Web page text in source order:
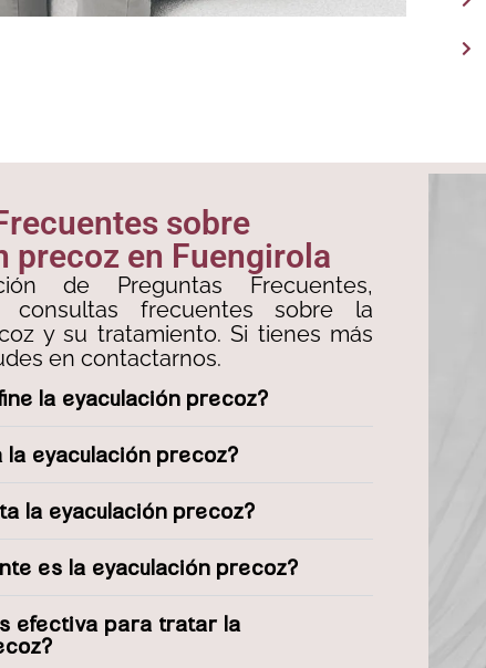
sobre
precoz en Fuengirola
de Preguntas Frecuentes,
consultas frecuentes sobre la
y su tratamiento. Si tienes más
en contactarnos.
la eyaculación precoz?
la eyaculación precoz?
la eyaculación precoz?
es la eyaculación precoz?
efectiva para tratar la